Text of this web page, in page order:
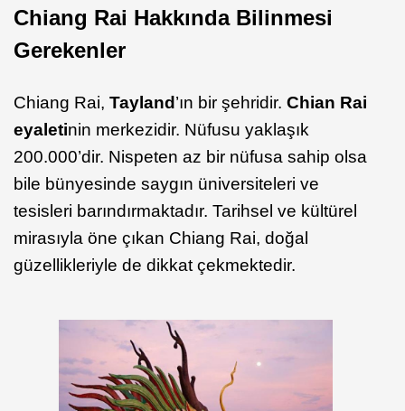
Chiang Rai Hakkında Bilinmesi
Gerekenler
Chiang Rai, Tayland ’ın bir şehridir. Chian Rai
eyaletinin merkezidir. Nüfusu yaklaşık
200.000’dir. Nispeten az bir nüfusa sahip olsa
bile bünyesinde saygın üniversiteleri ve
tesisleri barındırmaktadır. Tarihsel ve kültürel
mirasıyla öne çıkan Chiang Rai, doğal
güzellikleriyle de dikkat çekmektedir.